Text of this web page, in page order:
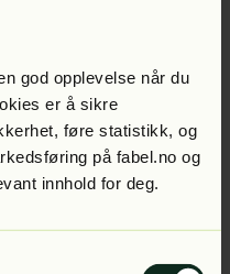
god opplevelse når du
er å sikre
føre statistikk, og
på fabel.no og
innhold for deg.